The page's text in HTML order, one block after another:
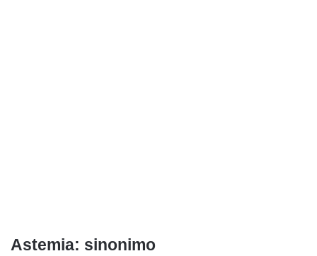
Astemia: sinonimo